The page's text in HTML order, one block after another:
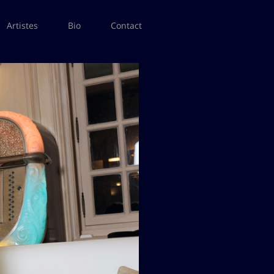
Artistes Bio Contact